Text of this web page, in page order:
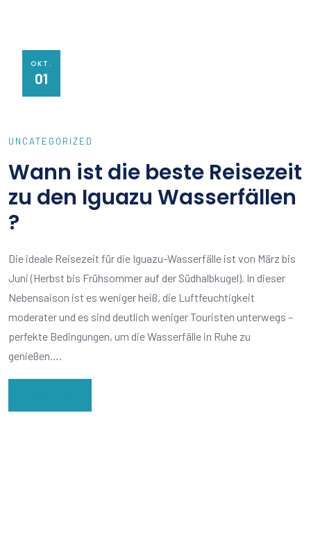
OKT.
01
UNCATEGORIZED
Wann ist die beste Reisezeit
zu den Iguazu Wasserfällen
?
Die ideale Reisezeit für die Iguazu-Wasserfälle ist von März bis
Juni (Herbst bis Frühsommer auf der Südhalbkugel). In dieser
Nebensaison ist es weniger heiß, die Luftfeuchtigkeit
moderater und es sind deutlich weniger Touristen unterwegs –
perfekte Bedingungen, um die Wasserfälle in Ruhe zu
genießen….